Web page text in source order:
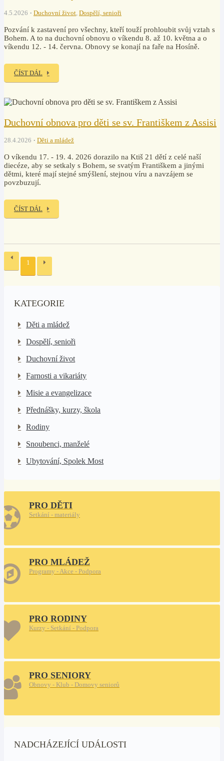
4.5.2026 Duchovní život, Dospělí, senioři
Pozvání k zastavení pro všechny, kteří touží prohloubit svůj vztah s
Bohem. A to na duchovní obnovu o víkendu 8. až 10. května a o
víkendu 12. - 14. června. Obnovy se konají na faře na Hosíně.
ČÍST DÁL
Duchovní obnova pro děti se sv. Františkem z Assisi
28.4.2026 Děti a mládež
O víkendu 17. - 19. 4. 2026 dorazilo na Ktiš 21 dětí z celé naší
diecéze, aby se setkaly s Bohem, se svatým Františkem a jinými
dětmi, které mají stejné smýšlení, stejnou víru a navzájem se
povzbuzují.
ČÍST DÁL
1
KATEGORIE
Děti a mládež
Dospělí, senioři
Duchovní život
Farnosti a vikariáty
Misie a evangelizace
Přednášky, kurzy, škola
Rodiny
Snoubenci, manželé
Ubytování, Spolek Most
PRO DĚTI
Setkání - materiály
PRO MLÁDEŽ
Programy - Akce - Podpora
PRO RODINY
Kurzy - Setkání - Podpora
PRO SENIORY
Obnovy - Klub - Domovy seniorů
NADCHÁZEJÍCÍ UDÁLOSTI